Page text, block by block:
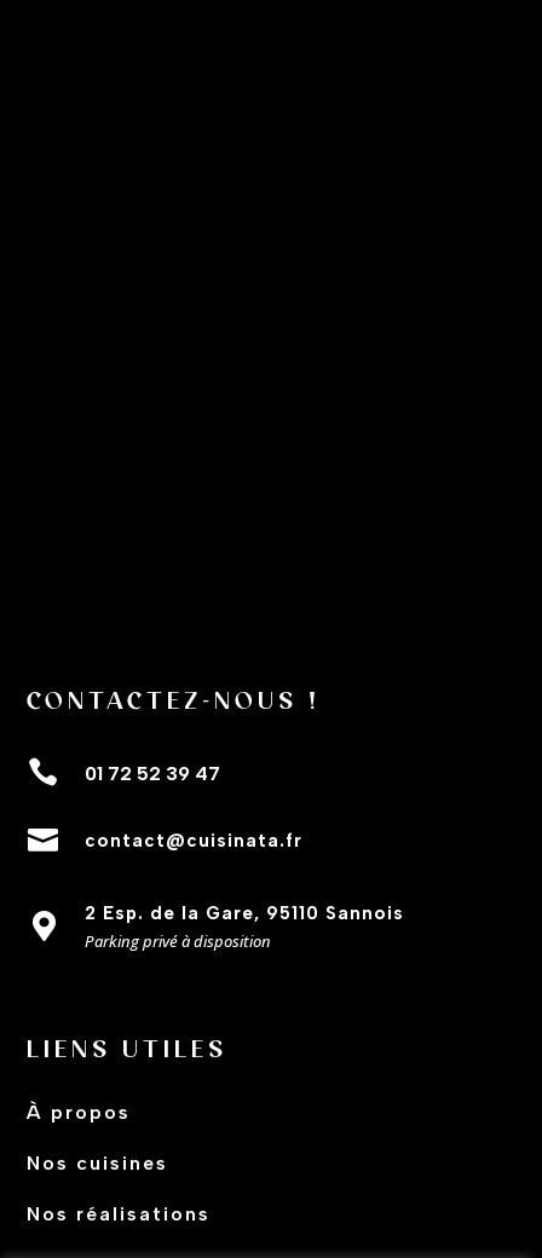
CONTACTEZ-NOUS !
 01 72 52 39 47
 contact@cuisinata.fr

2 Esp. de la Gare, 95110 Sannois
Parking privé à disposition
LIENS UTILES
À propos
Nos cuisines
Nos réalisations